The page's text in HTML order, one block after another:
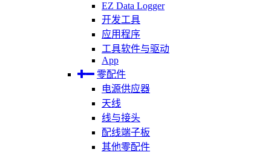
EZ Data Logger
开发工具
应用程序
工具软件与驱动
App
零配件
电源供应器
天线
线与接头
配线端子板
其他零配件